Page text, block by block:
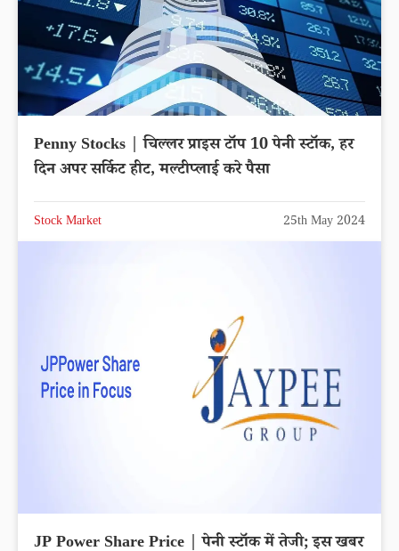
Penny Stocks | चिल्लर प्राइस टॉप 10 पेनी स्टॉक, हर
दिन अपर सर्किट हीट, मल्टीप्लाई करे पैसा
Stock Market 25th May 2024
JP Power Share Price | पेनी स्टॉक में तेजी; इस खबर